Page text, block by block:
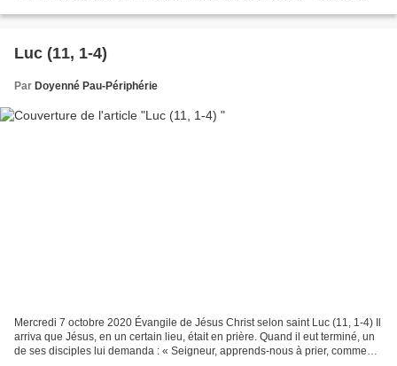
Luc (11, 1-4)
Par Doyenné Pau-Périphérie
Mercredi 7 octobre 2020 Évangile de Jésus Christ selon saint Luc (11, 1-4) Il
arriva que Jésus, en un certain lieu, était en prière. Quand il eut terminé, un
de ses disciples lui demanda : « Seigneur, apprends-nous à prier, comme